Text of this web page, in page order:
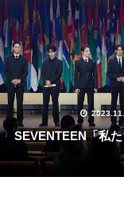
SEVENTEEN「私たちは挫折しなかった」K-POP初 ユネスコ